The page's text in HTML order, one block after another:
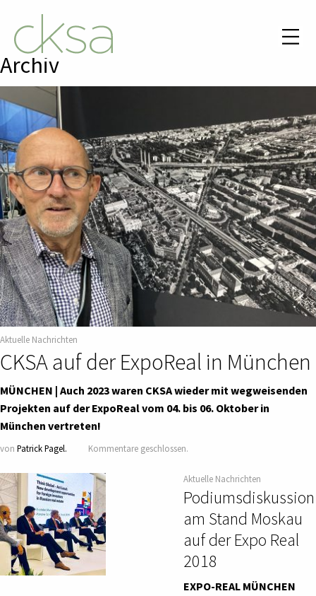
Archiv
Aktuelle Nachrichten
CKSA auf der ExpoReal in München
MÜNCHEN | Auch 2023 waren CKSA wieder mit wegweisenden
Projekten auf der ExpoReal vom 04. bis 06. Oktober in
München vertreten!
von Patrick Pagel. Kommentare geschlossen.
Aktuelle Nachrichten
Podiumsdiskussion
am Stand Moskau
auf der Expo Real
2018
EXPO-REAL MÜNCHEN